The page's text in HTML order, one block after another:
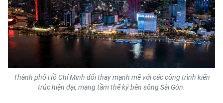
Thành phố Hồ Chí Minh đổi thay mạnh mẽ với các công trình kiến
trúc hiện đại, mang tầm thế kỷ bên sông Sài Gòn.